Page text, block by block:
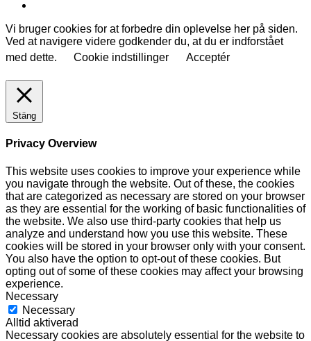
Vi bruger cookies for at forbedre din oplevelse her på siden.
Ved at navigere videre godkender du, at du er indforstået
med dette.
Cookie indstillinger Acceptér
Stäng
Privacy Overview
This website uses cookies to improve your experience while
you navigate through the website. Out of these, the cookies
that are categorized as necessary are stored on your browser
as they are essential for the working of basic functionalities of
the website. We also use third-party cookies that help us
analyze and understand how you use this website. These
cookies will be stored in your browser only with your consent.
You also have the option to opt-out of these cookies. But
opting out of some of these cookies may affect your browsing
experience.
Necessary
Necessary
Alltid aktiverad
Necessary cookies are absolutely essential for the website to